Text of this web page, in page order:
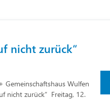
nicht zurück“
Gemeinschaftshaus Wulfen
nicht zurück“ Freitag, 12.